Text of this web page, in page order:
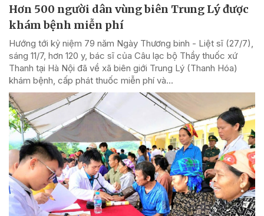
Hơn 500 người dân vùng biên Trung Lý được
khám bệnh miễn phí
Hướng tới kỷ niệm 79 năm Ngày Thương binh - Liệt sĩ (27/7),
sáng 11/7, hơn 120 y, bác sĩ của Câu lạc bộ Thầy thuốc xứ
Thanh tại Hà Nội đã về xã biên giới Trung Lý (Thanh Hóa)
khám bệnh, cấp phát thuốc miễn phí và...